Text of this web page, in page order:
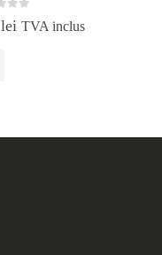
lei TVA inclus